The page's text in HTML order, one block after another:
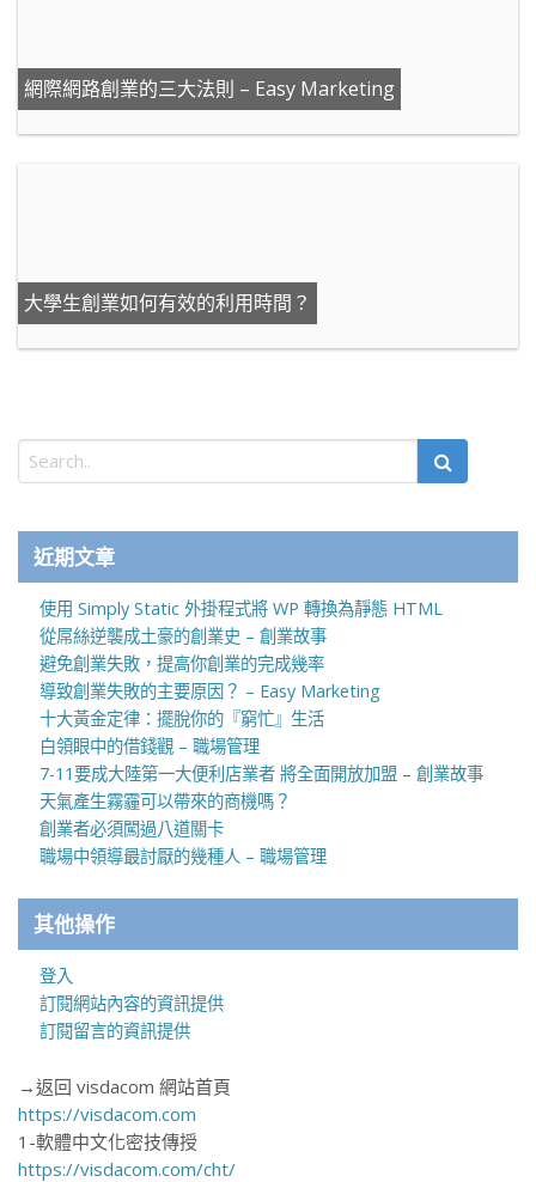
網際網路創業的三大法則 – Easy Marketing
大學生創業如何有效的利用時間？
近期文章
使用 Simply Static 外掛程式將 WP 轉換為靜態 HTML
從屌絲逆襲成土豪的創業史 – 創業故事
避免創業失敗，提高你創業的完成幾率
導致創業失敗的主要原因？ – Easy Marketing
十大黃金定律：擺脫你的『窮忙』生活
白領眼中的借錢觀 – 職場管理
7-11要成大陸第一大便利店業者 將全面開放加盟 – 創業故事
天氣產生霧霾可以帶來的商機嗎？
創業者必須闖過八道關卡
職場中領導最討厭的幾種人 – 職場管理
其他操作
登入
訂閱網站內容的資訊提供
訂閱留言的資訊提供
→返回 visdacom 網站首頁
https://visdacom.com
1-軟體中文化密技傳授
https://visdacom.com/cht/